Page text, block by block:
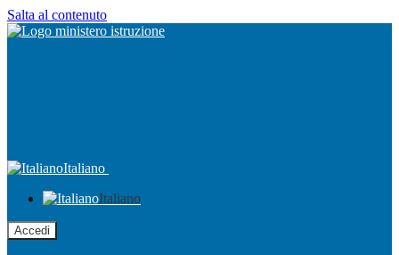
Salta al contenuto
Italiano
Italiano
Accedi